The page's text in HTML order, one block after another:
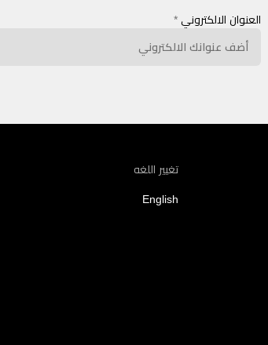
العنوان الالكتروني *
تغيير اللغه
English